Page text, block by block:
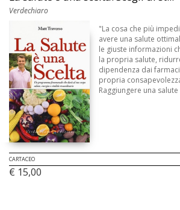
Verdechiaro
"La cosa che più
avere una salute
le giuste informazioni
la propria salute,
dipendenza dai
propria
Raggiungere una salute
CARTACEO
€ 15,00